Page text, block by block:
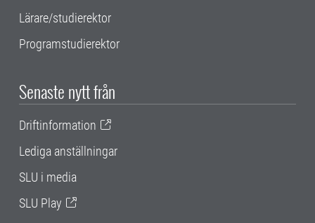
Lärare/studierektor
Programstudierektor
Senaste nytt från
Driftinformation
Lediga anställningar
SLU i media
SLU Play